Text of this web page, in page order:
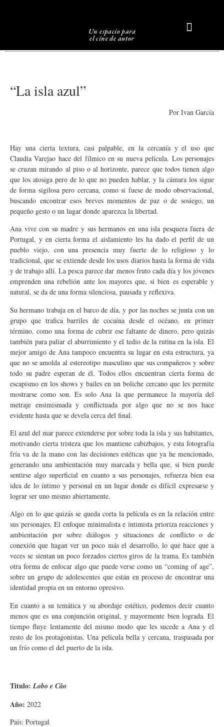
Un espacio para
el cine de autor
“La isla azul”
Por Ivan García
Hay una cierta textura, casi palpable, en la cercanía y el uso que
Claudia Varejao hace del fílmico en su nueva película. Los personajes
se cruzan mirando al piso o al horizonte, parece que todos tienen algo
que los atosiga pero de lo que no pueden hablar, y la cámara los sigue
de forma sigilosa pero cercana, como si fuese de modo observacional,
buscando encontrar esos breves momentos de paz o de sosiego, un
pequeño gesto o un lugar donde aparezca la libertad.
Ana vive con su madre y sus hermanos en una isla pesquera fuera de
Portugal, y en cierta forma el aislamiento les ha dado el perfil de un
pueblo viejo, con una presencia muy fuerte de lo religioso y lo
tradicional, que se extiende desde los usos diarios hasta la forma de vida
y de trabajo allí. La pesca parece dar menos fruto cada día y los jóvenes
emprenden una rebelión ante los mayores que, si bien es esperable y
natural, se da de una forma silenciosa, pausada y reflexiva.
Su hermano trabaja en el barco de día, y por las noches se junta con un
grupo que trafica barriles de cocaína desde el océano, en primer
término, como una forma de cubrir ese faltante de dinero, pero quizás
también para paliar el aburrimiento y el tedio de la rutina en la isla. El
mejor amigo de Ana tampoco encuentra su lugar en esta estructura, ya
que no se amolda al estereotipo masculino que sus compañeros y sobre
todo su padre esperan de él. Todos ellos encuentran cierta forma de
escapismo en los shows y bailes en un boliche cercano que les permite
mostrarse como son. Es solo Ana la que permanece la mayoría del
metraje ensimismada y conflictuada por algo que no se nos hace
evidente hasta que se devela cerca del final.
El azul del mar parece extenderse por sobre toda la isla y sus habitantes,
motivando cierta tristeza que los mantiene cabizbajos, y esta fotografía
fría va de la mano con las decisiones estéticas que ya he mencionado,
generando una ambientación muy marcada y bella que, si bien puede
sentirse algo superficial en cuanto a sus personajes, refuerza bien esa
idea de lo íntimo y personal en un lugar donde es difícil expresarse y
lograr ser uno mismo abiertamente.
Algo en lo que quizás se queda corta la película es en la relación entre
sus personajes. El enfoque minimalista e intimista prioriza reacciones y
ambientación por sobre diálogos y situaciones de conflicto o de
conexión que hagan ver un poco más el desarrollo, lo que hace que a
veces se sientan un poco forzados ciertos giros de la trama. Es también
otra forma de enfocar algo que puede verse como un “coming of age”,
sobre un grupo de adolescentes que están en proceso de encontrar una
identidad propia en un entorno opresivo.
En cuanto a su temática y su abordaje estético, podemos decir cuanto
menos que es una conjunción original, y mayormente bien lograda. El
tiempo fluye lentamente del mismo modo que les sucede a Ana y el
resto de los protagonistas. Una película bella y cercana, traspasada por
un frío como el del puerto de la isla.
Titulo:Lobo e Cão
Año: 2022
País: Portugal